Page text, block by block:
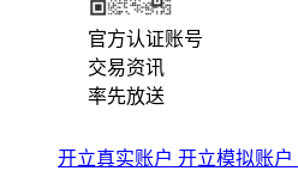
官方认证账号
交易资讯
率先放送
开立真实账户 开立模拟账户